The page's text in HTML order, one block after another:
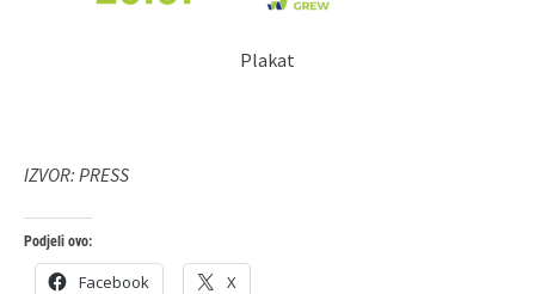
Plakat
IZVOR: PRESS
Podjeli ovo:
Facebook X